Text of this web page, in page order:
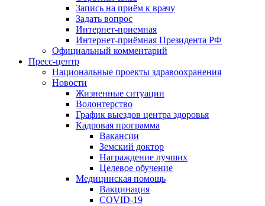
Запись на приём к врачу
Задать вопрос
Интернет-приемная
Интернет-приёмная Президента РФ
Официальный комментарий
Пресс-центр
Национальные проекты здравоохранения
Новости
Жизненные ситуации
Волонтерство
График выездов центра здоровья
Кадровая программа
Вакансии
Земский доктор
Награждение лучших
Целевое обучение
Медицинская помощь
Вакцинация
COVID-19